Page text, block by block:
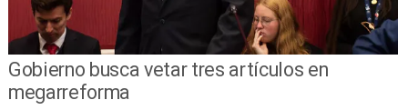
Gobierno busca vetar tres artículos en
megarreforma